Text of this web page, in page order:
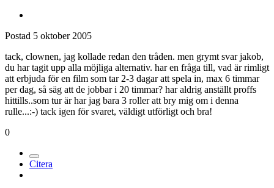
Postad 5 oktober 2005
tack, clownen, jag kollade redan den tråden. men grymt svar jakob,
du har tagit upp alla möjliga alternativ. har en fråga till, vad är rimligt
att erbjuda för en film som tar 2-3 dagar att spela in, max 6 timmar
per dag, så säg att de jobbar i 20 timmar? har aldrig anställt proffs
hittills..som tur är har jag bara 3 roller att bry mig om i denna
rulle...:-) tack igen för svaret, väldigt utförligt och bra!
0
Citera